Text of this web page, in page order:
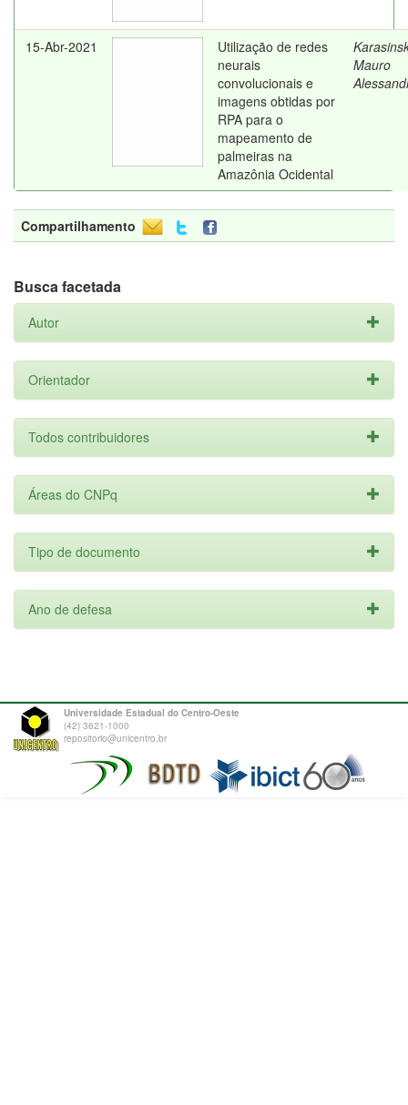
15-Abr-2021
Utilização de redes
neurais
convolucionais e
imagens obtidas por
RPA para o
mapeamento de
palmeiras na
Amazônia Ocidental
Mauro
Compartilhamento
Busca facetada
Autor
Orientador
Todos contribuidores
Áreas do CNPq
Tipo de documento
Ano de defesa
Universidade Estadual do Centro-Oeste
(42) 3621-1000
repositorio@unicentro.br